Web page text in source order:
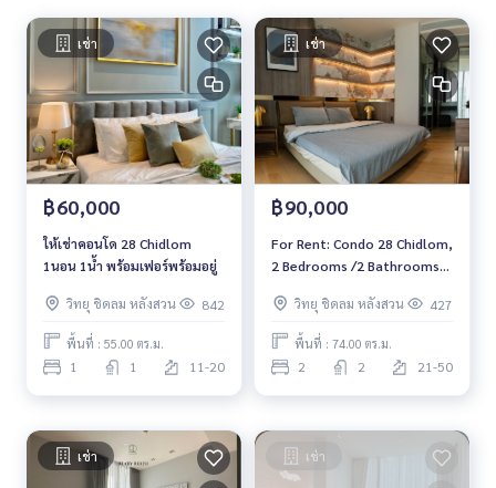
เช่า
฿60,000
ให้เช่าคอนโด 28 Chidlom
1นอน 1น้ำ พร้อมเฟอร์พร้อมอยู่
วิทยุ ชิดลม หลังสวน 842
พื้นที่ : 55.00 ตร.ม.
1 1 11-20
เช่า
฿90,000
For Rent: Condo 28 Chidlom,
2 Bedrooms /2 Bathrooms
/Ready to move in*
วิทยุ ชิดลม หลังสวน 427
พื้นที่ : 74.00 ตร.ม.
2 2 21-50
เช่า เช่า